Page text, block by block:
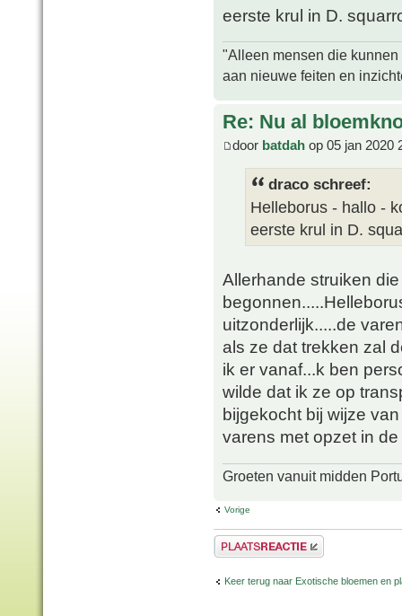
eerste krul in D.
"Alleen mensen die
aan nieuwe feiten en
Re: Nu al
door batdah op 05 jan 2020
draco schreef:
Helleborus - hallo -
eerste krul in D.
Allerhande struiken
uitzonderlijk.....de
als ze dat trekken zal
ik er vanaf...k ben
wilde dat ik ze op
bijgekocht bij wijze
varens met opzet in
Groeten vanuit midden
Vorige
Plaats een reactie
Keer terug naar Exotische bloemen en